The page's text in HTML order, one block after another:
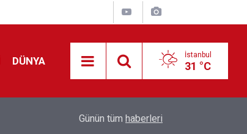
DÜNYA İstanbul
31 °C
Feridun Düzağaç sahnelere ara verdi: ''En az
Günün tüm haberleri